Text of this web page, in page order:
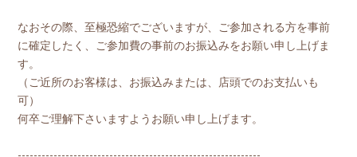
なおその際、至極恐縮でございますが、ご参加される方を事前
に確定したく、ご参加費の事前のお振込みをお願い申し上げま
す。
（ご近所のお客様は、お振込みまたは、店頭でのお支払いも
可）
何卒ご理解下さいますようお願い申し上げます。